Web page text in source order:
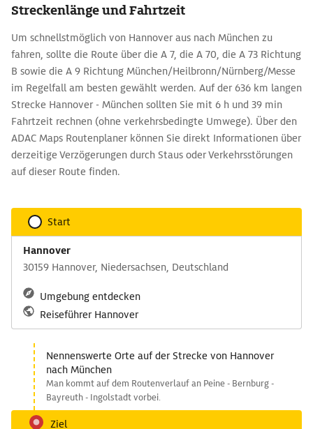
Streckenlänge und Fahrtzeit
Um schnellstmöglich von Hannover aus nach München zu
fahren, sollte die Route über die A 7, die A 70, die A 73 Richtung
B sowie die A 9 Richtung München/Heilbronn/Nürnberg/Messe
im Regelfall am besten gewählt werden. Auf der 636 km langen
Strecke Hannover - München sollten Sie mit 6 h und 39 min
Fahrtzeit rechnen (ohne verkehrsbedingte Umwege). Über den
ADAC Maps Routenplaner können Sie direkt Informationen über
derzeitige Verzögerungen durch Staus oder Verkehrsstörungen
auf dieser Route finden.
Start
Hannover
30159 Hannover, Niedersachsen, Deutschland
Umgebung entdecken
Reiseführer Hannover
Nennenswerte Orte auf der Strecke von Hannover
nach München
Man kommt auf dem Routenverlauf an Peine - Bernburg -
Bayreuth - Ingolstadt vorbei.
Ziel